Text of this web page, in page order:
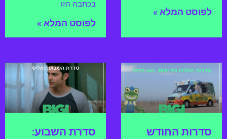
לפוסט המלא »
בכתבה הזו
לפוסט המלא »
סדרות החודש
סדרת השבוע: